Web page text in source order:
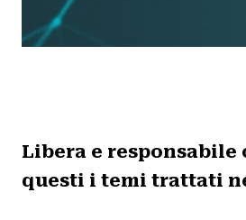
Libera e
questi i temi trattati